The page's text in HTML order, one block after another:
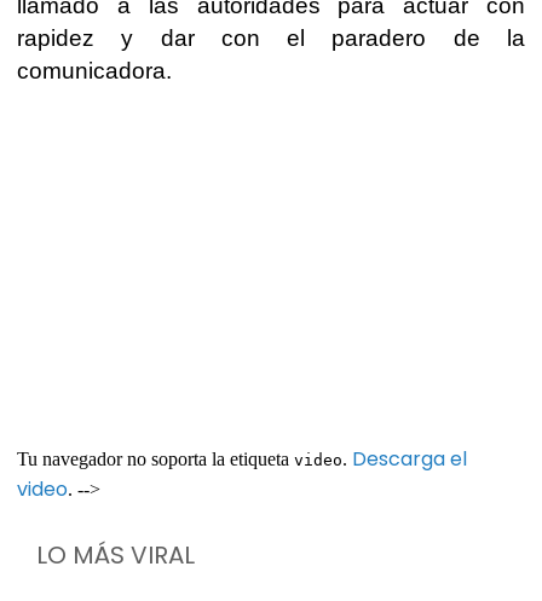
rapidez y dar con el paradero de la
comunicadora.
Tu navegador no soporta la etiqueta video. Descarga el
video. -->
LO MÁS VIRAL